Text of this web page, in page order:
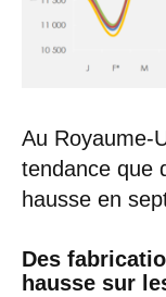
Au Royaume-
tendance que
hausse en
Des
hausse sur